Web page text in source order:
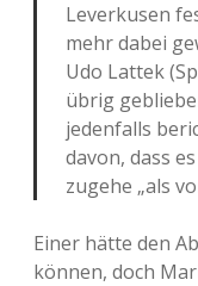
Leverkusen
mehr dabei
Udo Lattek
übrig
jedenfalls
davon, dass
zugehe „als
Einer hätte den
können, doch